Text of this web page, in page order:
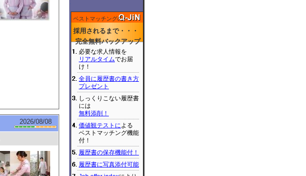
2026/08/08
ベストマッチングの
採用されるまで・・・
完全無料バックアップ
必要な求人情報を
リアルタイムでお届
け！
全員に履歴書の書き方
プレゼント
しっくりこない履歴書
には
無料添削！
価値観テストによる
ベストマッチング機能
付！
履歴書の保存機能付！
履歴書に写真添付可能